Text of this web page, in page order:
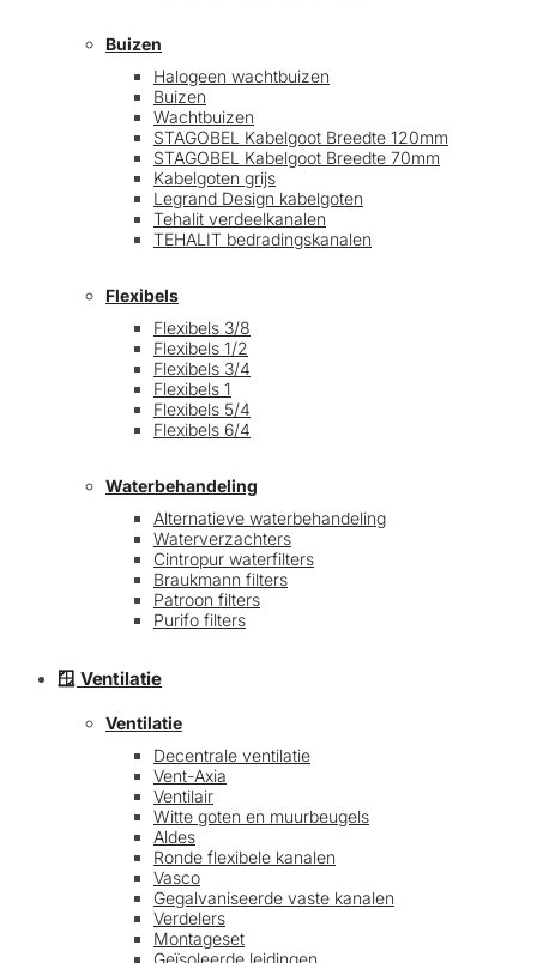
Buizen
Halogeen wachtbuizen
Buizen
Wachtbuizen
STAGOBEL Kabelgoot Breedte 120mm
STAGOBEL Kabelgoot Breedte 70mm
Kabelgoten grijs
Legrand Design kabelgoten
Tehalit verdeelkanalen
TEHALIT bedradingskanalen
Flexibels
Flexibels 3/8
Flexibels 1/2
Flexibels 3/4
Flexibels 1
Flexibels 5/4
Flexibels 6/4
Waterbehandeling
Alternatieve waterbehandeling
Waterverzachters
Cintropur waterfilters
Braukmann filters
Patroon filters
Purifo filters
🪟 Ventilatie
Ventilatie
Decentrale ventilatie
Vent-Axia
Ventilair
Witte goten en muurbeugels
Aldes
Ronde flexibele kanalen
Vasco
Gegalvaniseerde vaste kanalen
Verdelers
Montageset
Geïsoleerde leidingen